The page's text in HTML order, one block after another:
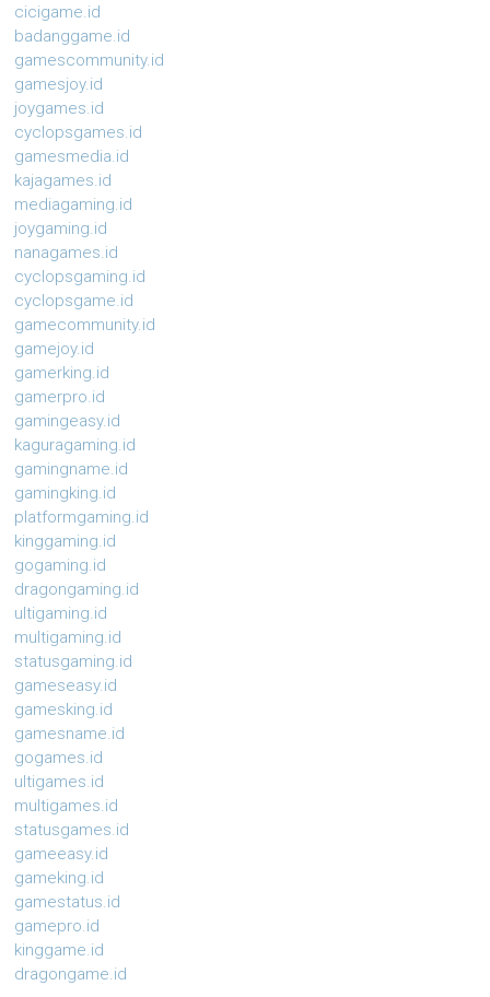
cicigame.id
badanggame.id
gamescommunity.id
gamesjoy.id
joygames.id
cyclopsgames.id
gamesmedia.id
kajagames.id
mediagaming.id
joygaming.id
nanagames.id
cyclopsgaming.id
cyclopsgame.id
gamecommunity.id
gamejoy.id
gamerking.id
gamerpro.id
gamingeasy.id
kaguragaming.id
gamingname.id
gamingking.id
platformgaming.id
kinggaming.id
gogaming.id
dragongaming.id
ultigaming.id
multigaming.id
statusgaming.id
gameseasy.id
gamesking.id
gamesname.id
gogames.id
ultigames.id
multigames.id
statusgames.id
gameeasy.id
gameking.id
gamestatus.id
gamepro.id
kinggame.id
dragongame.id